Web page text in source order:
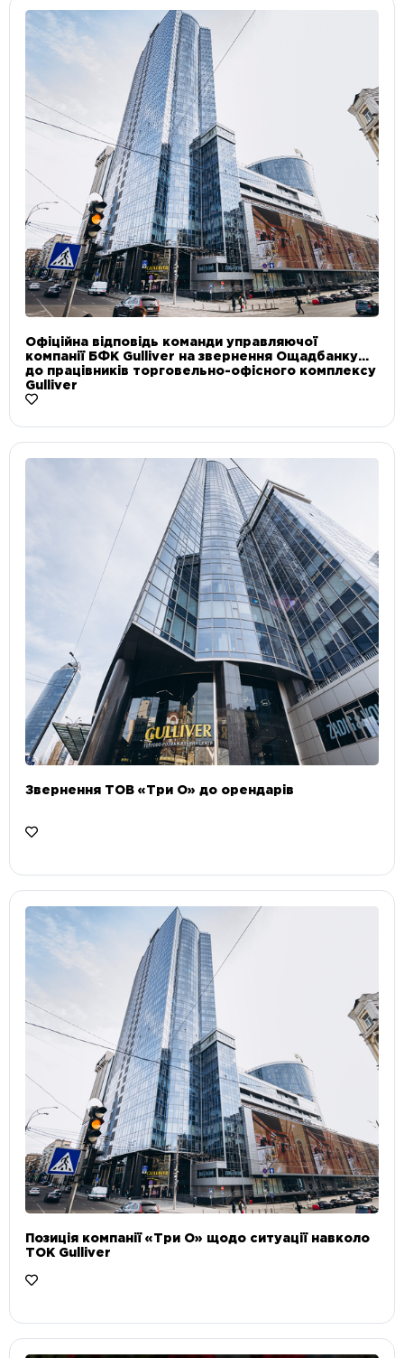
Офіційна відповідь команди управляючої
компанії БФК Gulliver на звернення Ощадбанку
до працівників торговельно-офісного комплексу
Gulliver
Звернення ТОВ «Три О» до орендарів
Позиція компанії «Три О» щодо ситуації навколо
ТОК Gulliver